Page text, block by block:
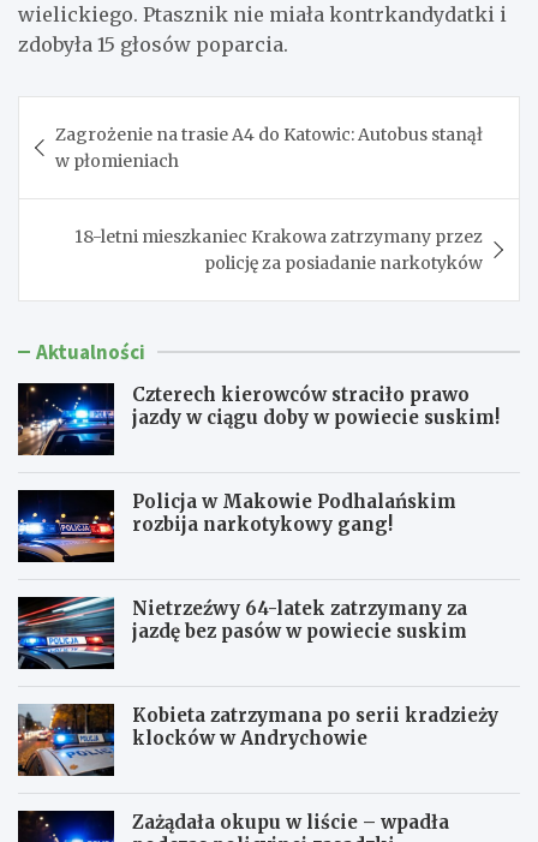
wielickiego. Ptasznik nie miała kontrkandydatki i
zdobyła 15 głosów poparcia.
wpisu
Zagrożenie na trasie A4 do Katowic: Autobus stanął
w płomieniach
18-letni mieszkaniec Krakowa zatrzymany przez
policję za posiadanie narkotyków
Aktualności
Czterech kierowców straciło prawo
jazdy w ciągu doby w powiecie suskim!
Policja w Makowie Podhalańskim
rozbija narkotykowy gang!
Nietrzeźwy 64-latek zatrzymany za
jazdę bez pasów w powiecie suskim
Kobieta zatrzymana po serii kradzieży
klocków w Andrychowie
Zażądała okupu w liście – wpadła